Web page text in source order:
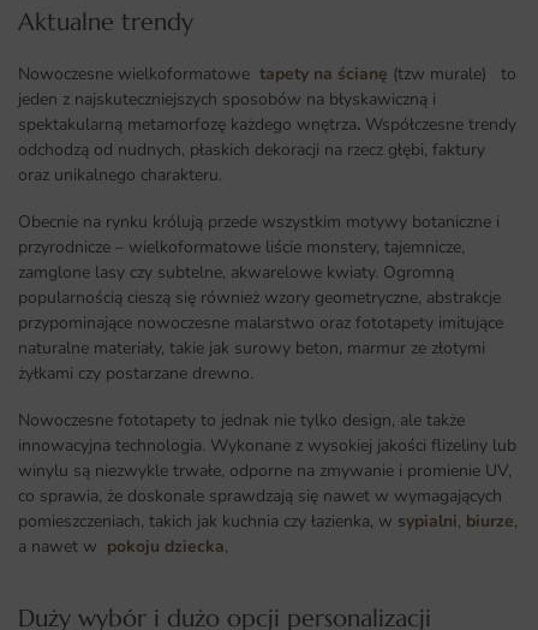
Aktualne trendy​
Nowoczesne wielkoformatowe tapety na ścianę (tzw murale) to
jeden z najskuteczniejszych sposobów na błyskawiczną i
spektakularną metamorfozę każdego wnętrza. Współczesne trendy
odchodzą od nudnych, płaskich dekoracji na rzecz głębi, faktury
oraz unikalnego charakteru.
Obecnie na rynku królują przede wszystkim motywy botaniczne i
przyrodnicze – wielkoformatowe liście monstery, tajemnicze,
zamglone lasy czy subtelne, akwarelowe kwiaty. Ogromną
popularnością cieszą się również wzory geometryczne, abstrakcje
przypominające nowoczesne malarstwo oraz fototapety imitujące
naturalne materiały, takie jak surowy beton, marmur ze złotymi
żyłkami czy postarzane drewno.
Nowoczesne fototapety to jednak nie tylko design, ale także
innowacyjna technologia. Wykonane z wysokiej jakości flizeliny lub
winylu są niezwykle trwałe, odporne na zmywanie i promienie UV,
co sprawia, że doskonale sprawdzają się nawet w wymagających
pomieszczeniach, takich jak kuchnia czy łazienka, w sypialni, biurze,
a nawet w pokoju dziecka,
Duży wybór i dużo opcji personalizacji ​